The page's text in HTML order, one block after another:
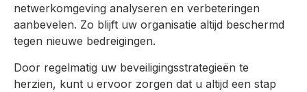
netwerkomgeving analyseren en verbeteringen
aanbevelen. Zo blijft uw organisatie altijd beschermd
tegen nieuwe bedreigingen.
Door regelmatig uw beveiligingsstrategieën te
herzien, kunt u ervoor zorgen dat u altijd een stap